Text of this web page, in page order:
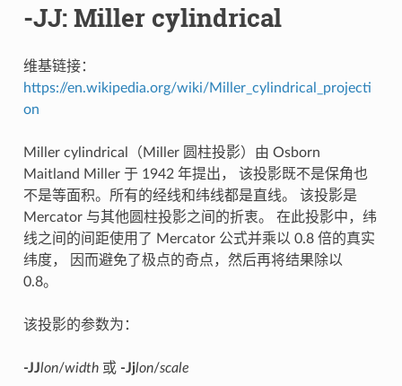
-JJ: Miller cylindrical
维基链接：
https://en.wikipedia.org/wiki/Miller_cylindrical_projecti
on
Miller cylindrical（Miller 圆柱投影）由 Osborn
Maitland Miller 于 1942 年提出， 该投影既不是保角也
不是等面积。所有的经线和纬线都是直线。 该投影是
Mercator 与其他圆柱投影之间的折衷。 在此投影中，纬
线之间的间距使用了 Mercator 公式并乘以 0.8 倍的真实
纬度， 因而避免了极点的奇点，然后再将结果除以
0.8。
该投影的参数为：
-JJlon/width或 -Jjlon/scale